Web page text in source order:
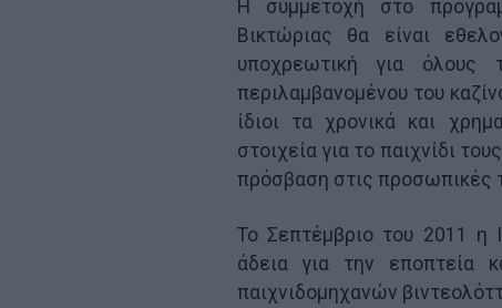
Η συμμετοχή στο
Βικτώριας θα είναι
υποχρεωτική για όλους
περιλαμβανομένoυ του
ίδιοι τα χρονικά και
στοιχεία για το παιχνίδι
πρόσβαση στις προσωπικές
Το Σεπτέμβριο του 2011 η
άδεια για την εποπτεία
παιχνιδομηχανών